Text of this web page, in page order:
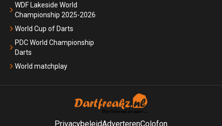
WDF Lakeside World
Championship 2025-2026
World Cup of Darts
PDC World Championship
Darts
World matchplay
PrivacybeleidAdverterenColofon